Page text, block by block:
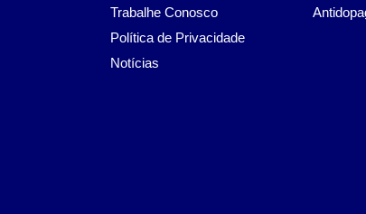
Trabalhe Conosco
Política de Privacidade
Notícias